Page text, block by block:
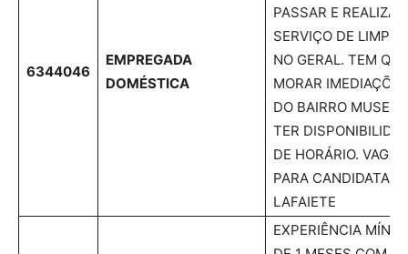
6344046
EMPREGADA
DOMÉSTICA
PASSAR E REALIZAR
SERVIÇO DE
NO GERAL. TEM QUE
MORAR IMEDIAÇÕES
DO BAIRRO MUSEU
TER
DE HORÁRIO. VAGAS
PARA CANDIDATAS
LAFAIETE
EXPERIÊNCIA